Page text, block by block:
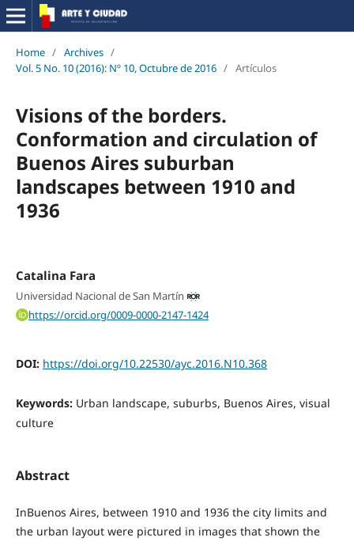
Home / Archives /
Vol. 5 No. 10 (2016): Nº 10, Octubre de 2016 / Artículos
Visions of the borders.
Conformation and circulation of
Buenos Aires suburban
landscapes between 1910 and
1936
Catalina Fara
Universidad Nacional de San Martín
https://orcid.org/0009-0000-2147-1424
DOI: https://doi.org/10.22530/ayc.2016.N10.368
Keywords: Urban landscape, suburbs, Buenos Aires, visual
culture
Abstract
InBuenos Aires, between 1910 and 1936 the city limits and
the urban layout were pictured in images that shown the